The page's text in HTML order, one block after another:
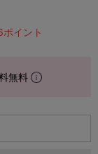
イント
無料